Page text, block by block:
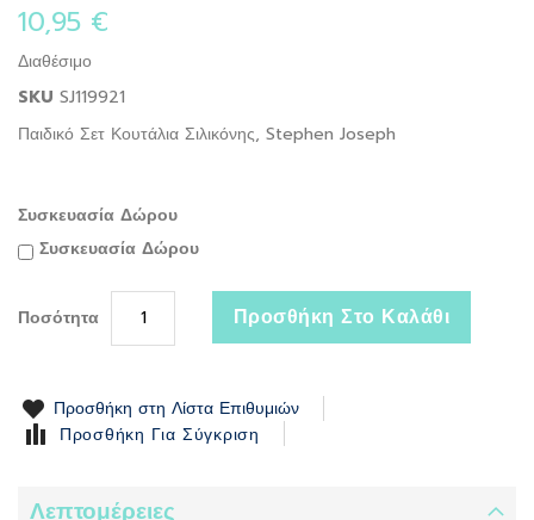
10,95 €
Διαθέσιμο
SKU SJ119921
Παιδικό Σετ Κουτάλια Σιλικόνης, Stephen Joseph
Συσκευασία Δώρου
Συσκευασία Δώρου
Ποσότητα Προσθήκη Στο Καλάθι
Προσθήκη στη Λίστα Επιθυμιών
Προσθήκη Για Σύγκριση
Λεπτομέρειες
beginning
of
the
images
gallery